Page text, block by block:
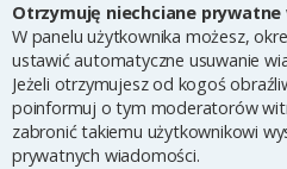
Otrzymuję niechciane prywatne
W panelu użytkownika możesz,
ustawić automatyczne usuwanie
Jeżeli otrzymujesz od kogoś
poinformuj o tym moderatorów
zabronić takiemu użytkownikowi
prywatnych wiadomości.